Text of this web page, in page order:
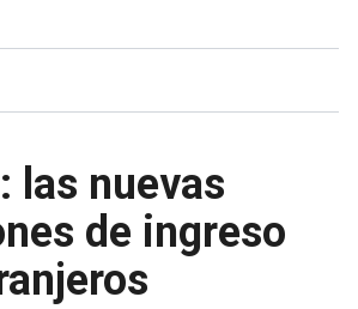
las nuevas
de ingreso